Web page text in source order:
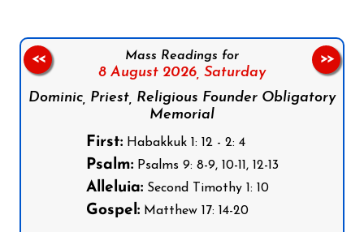
Mass Readings for
8 August 2026, Saturday
Dominic, Priest, Religious Founder Obligatory
Memorial
First:Habakkuk 1: 12 - 2: 4
Psalm:Psalms 9: 8-9, 10-11, 12-13
Alleluia:Second Timothy 1: 10
Gospel:Matthew 17: 14-20
<< >>